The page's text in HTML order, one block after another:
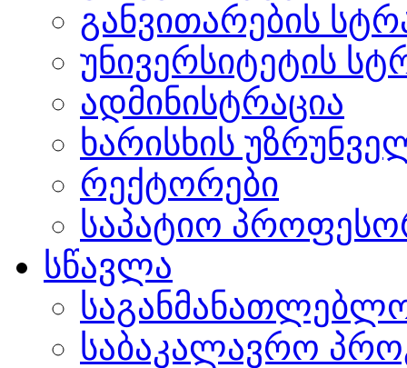
განვითარების
უნივერსიტეტის
ადმინისტრაცია
ხარისხის
რექტორები
საპატიო
სწავლა
საბაკალავრო